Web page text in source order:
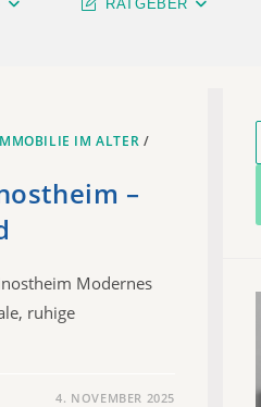
RATGEBER
IM ALTER /
–
Modernes
ruhige
4. NOVEMBER 2025